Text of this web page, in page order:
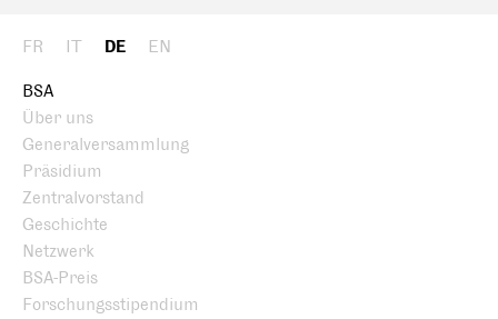
FR IT DE EN
BSA
Über uns
Generalversammlung
Präsidium
Zentralvorstand
Geschichte
Netzwerk
BSA-Preis
Forschungsstipendium